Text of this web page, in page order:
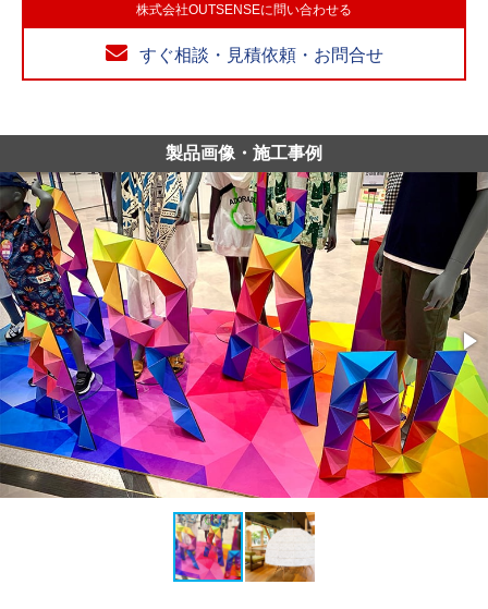
株式会社OUTSENSEに問い合わせる
すぐ相談・見積依頼・お問合せ
製品画像・施工事例